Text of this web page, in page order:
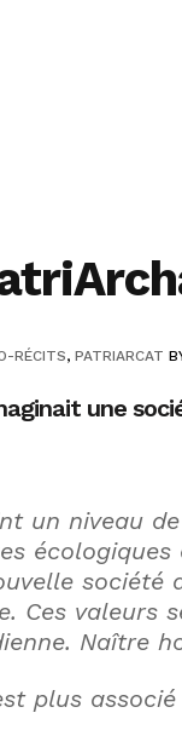
RÉCITS, PATRIARCAT
une
un niveau
société
Ces valeurs
Naître
plus